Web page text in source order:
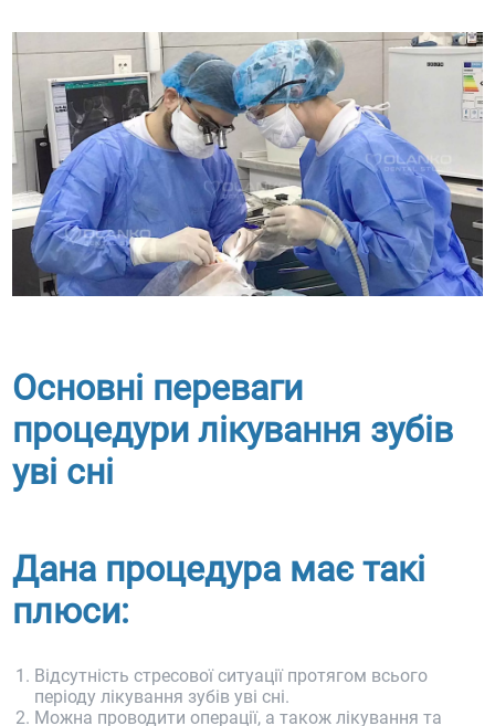
Основні переваги
процедури лікування зубів
уві сні
Дана процедура має такі
плюси:
Відсутність стресової ситуації протягом всього
періоду лікування зубів уві сні.
Можна проводити операції, а також лікування та